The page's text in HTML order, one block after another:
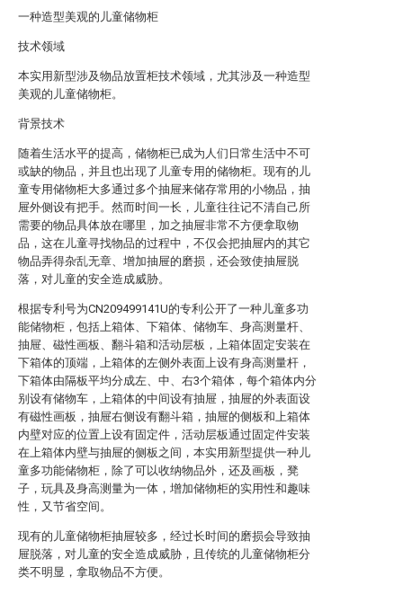
一种造型美观的儿童储物柜
技术领域
本实用新型涉及物品放置柜技术领域，尤其涉及一种造型
美观的儿童储物柜。
背景技术
随着生活水平的提高，储物柜已成为人们日常生活中不可
或缺的物品，并且也出现了儿童专用的储物柜。现有的儿
童专用储物柜大多通过多个抽屉来储存常用的小物品，抽
屉外侧设有把手。然而时间一长，儿童往往记不清自己所
需要的物品具体放在哪里，加之抽屉非常不方便拿取物
品，这在儿童寻找物品的过程中，不仅会把抽屉内的其它
物品弄得杂乱无章、增加抽屉的磨损，还会致使抽屉脱
落，对儿童的安全造成威胁。
根据专利号为CN209499141U的专利公开了一种儿童多功
能储物柜，包括上箱体、下箱体、储物车、身高测量杆、
抽屉、磁性画板、翻斗箱和活动层板，上箱体固定安装在
下箱体的顶端，上箱体的左侧外表面上设有身高测量杆，
下箱体由隔板平均分成左、中、右3个箱体，每个箱体内分
别设有储物车，上箱体的中间设有抽屉，抽屉的外表面设
有磁性画板，抽屉右侧设有翻斗箱，抽屉的侧板和上箱体
内壁对应的位置上设有固定件，活动层板通过固定件安装
在上箱体内壁与抽屉的侧板之间，本实用新型提供一种儿
童多功能储物柜，除了可以收纳物品外，还及画板，凳
子，玩具及身高测量为一体，增加储物柜的实用性和趣味
性，又节省空间。
现有的儿童储物柜抽屉较多，经过长时间的磨损会导致抽
屉脱落，对儿童的安全造成威胁，且传统的儿童储物柜分
类不明显，拿取物品不方便。